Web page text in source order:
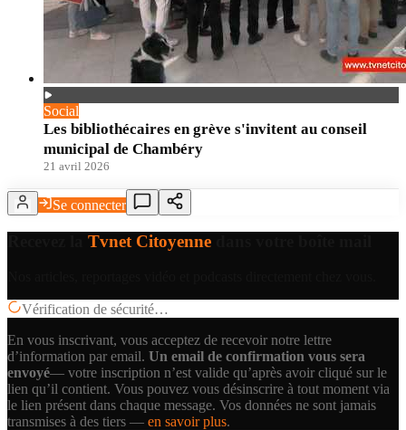
Social
Les bibliothécaires en grève s'invitent au conseil
municipal de Chambéry
21 avril 2026
Se connecter
Tvnet Citoyenne
Vérification de sécurité…
En vous inscrivant, vous acceptez de recevoir notre lettre
d’information par email. Un email de confirmation vous sera
envoyé— votre inscription n’est valide qu’après avoir cliqué sur le
lien qu’il contient. Vous pouvez vous désinscrire à tout moment via
le lien présent dans chaque message. Vos données ne sont jamais
transmises à des tiers — en savoir plus.